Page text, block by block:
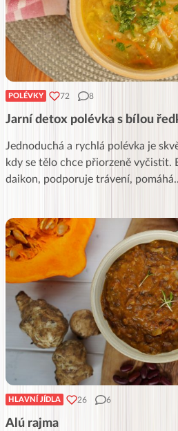
POLÉVKY 72 8
Jarní detox polévka s bílou
Jednoduchá a rychlá polévka je
kdy se tělo chce přiorzeně vyčistit.
daikon, podporuje trávení, pomáhá
HLAVNÍ JÍDLA 26 6
Alú rajma